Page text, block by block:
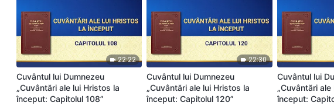
22:22
Cuvântul lui Dumnezeu
„Cuvântări ale lui Hristos la
început: Capitolul 108”
22:30
Cuvântul lui Dumnezeu
„Cuvântări ale lui Hristos la
început: Capitolul 120”
Cuvântul lui
„Cuvântări
început: